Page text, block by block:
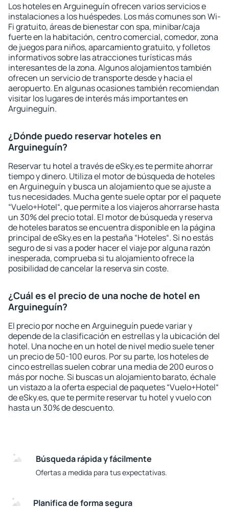
Los hoteles en Arguineguín ofrecen varios servicios e
instalaciones a los huéspedes. Los más comunes son Wi-
Fi gratuito, áreas de bienestar con spa, minibar/caja
fuerte en la habitación, centro comercial, comedor, zona
de juegos para niños, aparcamiento gratuito, y folletos
informativos sobre las atracciones turísticas más
interesantes de la zona. Algunos alojamientos también
ofrecen un servicio de transporte desde y hacia el
aeropuerto. En algunas ocasiones también recomiendan
visitar los lugares de interés más importantes en
Arguineguín.
¿Dónde puedo reservar hoteles en
Arguineguín?
Reservar tu hotel a través de eSky.es te permite ahorrar
tiempo y dinero. Utiliza el motor de búsqueda de hoteles
en Arguineguín y busca un alojamiento que se ajuste a
tus necesidades. Mucha gente suele optar por el paquete
“Vuelo+Hotel“, que permite a los viajeros ahorrarse hasta
un 30% del precio total. El motor de búsqueda y reserva
de hoteles baratos se encuentra disponible en la página
principal de eSky.es en la pestaña “Hoteles“. Si no estás
seguro de si vas a poder hacer el viaje por alguna razón
inesperada, comprueba si tu alojamiento ofrece la
posibilidad de cancelar la reserva sin coste.
¿Cuál es el precio de una noche de hotel en
Arguineguín?
El precio por noche en Arguineguín puede variar y
depende de la clasificación en estrellas y la ubicación del
hotel. Una noche en un hotel de nivel medio suele tener
un precio de 50-100 euros. Por su parte, los hoteles de
cinco estrellas suelen cobrar una media de 200 euros o
más por noche. Si buscas un alojamiento barato, échale
un vistazo a la oferta especial de paquetes “Vuelo+Hotel“
de eSky.es, que te permite reservar tu hotel y vuelo con
hasta un 30% de descuento.
Búsqueda rápida y fácilmente
Ofertas a medida para tus expectativas.
Planifica de forma segura